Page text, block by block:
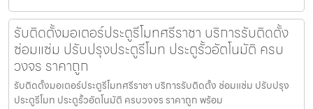
รับติดตั้งมอเตอร์ประตูรีโมทศรีราชา บริการรับติดตั้ง
ซ่อมแซ่ม ปรับปรุงประตูรีโมท ประตูรั้วอัตโนมัติ ครบ
วงจร ราคาถูก
รับติดตั้งมอเตอร์ประตูรีโมทศรีราชา บริการรับติดตั้ง ซ่อมแซ่ม ปรับปรุง
ประตูรีโมท ประตูรั้วอัตโนมัติ ครบวงจร ราคาถูก พร้อม